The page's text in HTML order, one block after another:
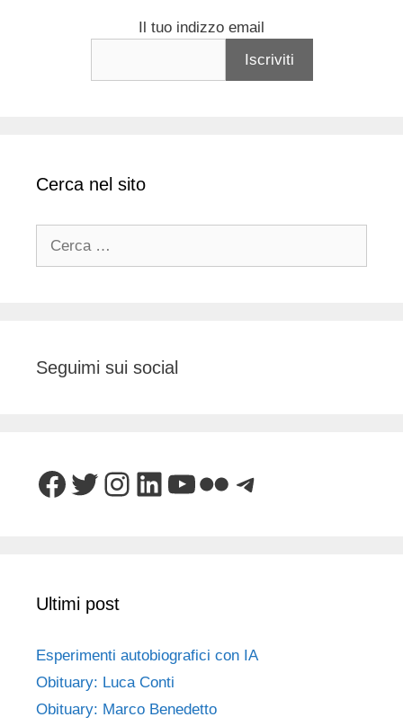
Il tuo indizzo email
Cerca nel sito
Seguimi sui social
Facebook
Twitter
Instagram
LinkedIn
YouTube
FlickrTelegram
Ultimi post
Esperimenti autobiografici con IA
Obituary: Luca Conti
Obituary: Marco Benedetto